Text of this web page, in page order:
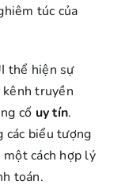
túc của
thể hiện sự
kênh truyền
cố uy tín.
các biểu tượng
một cách hợp lý
toán.